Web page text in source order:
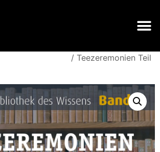
/ Teezeremonien Teil